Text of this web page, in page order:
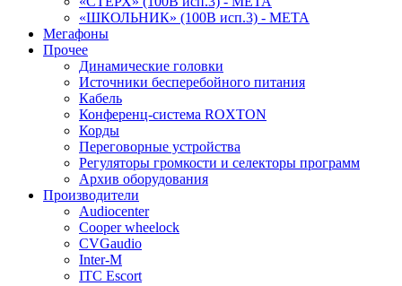
«ШКОЛЬНИК» (100В исп.3) - МЕТА
Мегафоны
Прочее
Динамические головки
Источники бесперебойного питания
Кабель
Конференц-система ROXTON
Корды
Переговорные устройства
Регуляторы громкости и селекторы программ
Архив оборудования
Производители
Audiocenter
Cooper wheelock
CVGaudio
Inter-M
ITC Escort